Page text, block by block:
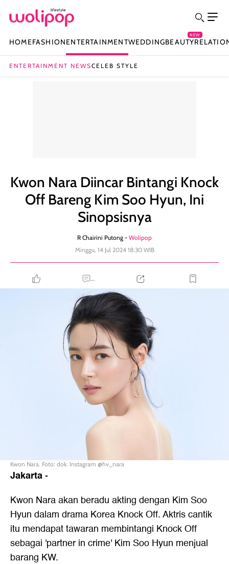
HOMEFASHIONENTERTAINMENTWEDDINGBEAUTY
NEW
ENTERTAINMENT NEWSCELEB STYLE
Kwon Nara Diincar Bintangi Knock
Off Bareng Kim Soo Hyun, Ini
Sinopsisnya
R Chairini Putong - Wolipop
Minggu, 14 Jul 2024 18:30 WIB
...
Kwon Nara. Foto: dok. Instagram @hv_nara
Jakarta-
Kwon Nara akan beradu akting dengan Kim Soo
Hyun dalam drama Korea Knock Off. Aktris cantik
itu mendapat tawaran membintangi Knock Off
sebagai 'partner in crime' Kim Soo Hyun menjual
barang KW.